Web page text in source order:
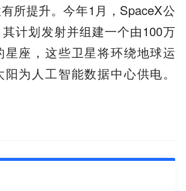
所提升。今年1月，SpaceX公
计划发射并组建一个由100万
星座，这些卫星将环绕地球运
为人工智能数据中心供电。